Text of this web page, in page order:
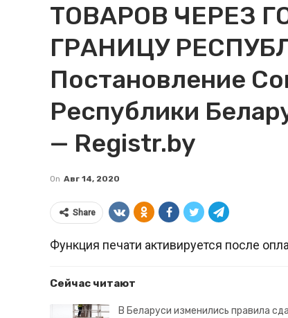
ТОВАРОВ ЧЕРЕЗ
ГРАНИЦУ
Постановление
Республики
— Registr.by
On Авг 14, 2020
Share
Функция печати активируется после
Сейчас читают
В Беларуси изменились правила